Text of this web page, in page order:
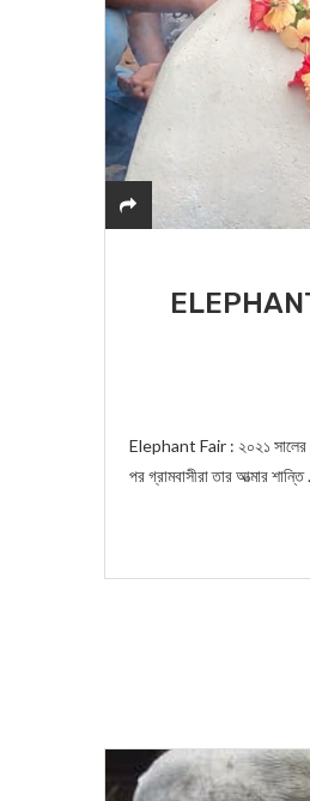
ELEPHANT
Elephant Fair : ২০২১ সালের
পর গ্রামবাসীরা তার আত্মার